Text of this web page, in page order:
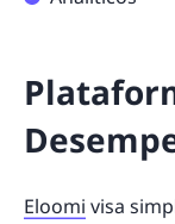
Eloomi visa